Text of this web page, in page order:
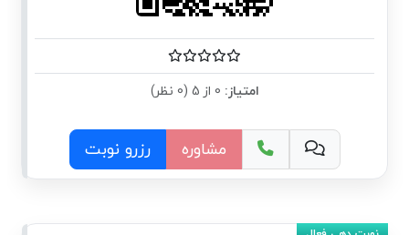
امتیاز:
مشاوره رزرو نوبت